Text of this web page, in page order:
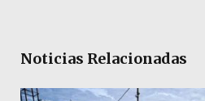
Noticias Relacionadas